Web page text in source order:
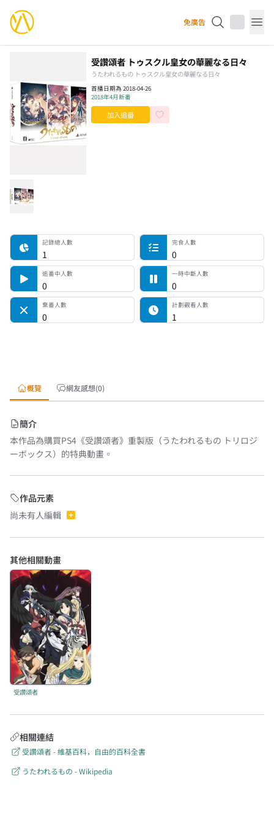
YourAnimes 你的動畫 免廣告
受讚頌者 トゥスクル皇女の華麗なる日々
うたわれるもの トゥスクル皇女の華麗なる日々
首播日期為 2018-04-26
2018年4月新番
加入追番
記錄總人數記錄總人數
1
完食人數 完食人數
0
追番中人數
追番中人數
0
一時中斷人數
一時中斷人數
0
棄番人數
棄番人數
0
計劃觀看人數
計劃觀看人數
1
概覽 網友感想(0)
簡介
本作品為購買PS4《受讚頌者》重製版（うたわれるもの トリロジ
ーボックス）的特典動畫。
作品元素
尚未有人編輯
其他相關動畫
受讚頌者
相關連結
受讚頌者 - 維基百科，自由的百科全書
うたわれるもの - Wikipedia